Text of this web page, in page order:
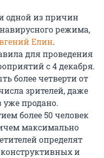
одной из причин
режима,
Елин.
для проведения
с 4 декабря.
более четверти от
зрителей, даже
уже продано.
более 50 человек
максимально
определят
и